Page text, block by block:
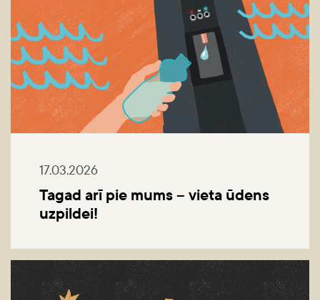
17.03.2026
Tagad arī pie mums – vieta ūdens
uzpildei!